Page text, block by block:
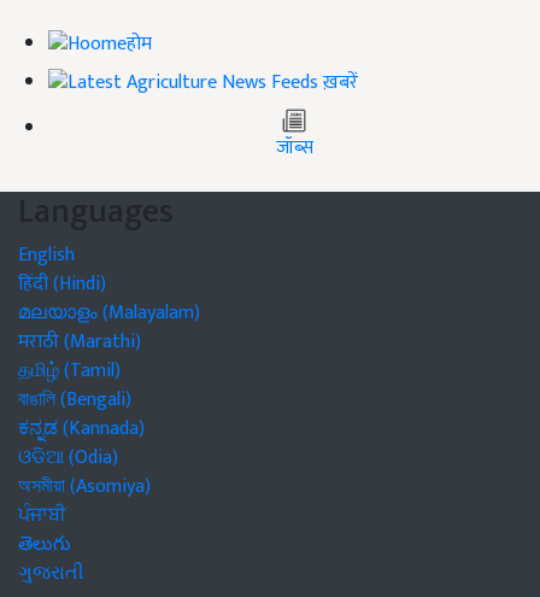
होम
ख़बरें
जॉब्स
Languages
English
हिंदी (Hindi)
മലയാളം (Malayalam)
मराठी (Marathi)
தமிழ் (Tamil)
বাঙালি (Bengali)
ಕನ್ನಡ (Kannada)
ଓଡିଆ (Odia)
অসমীয়া (Asomiya)
ਪੰਜਾਬੀ
తెలుగు
ગુજરાતી